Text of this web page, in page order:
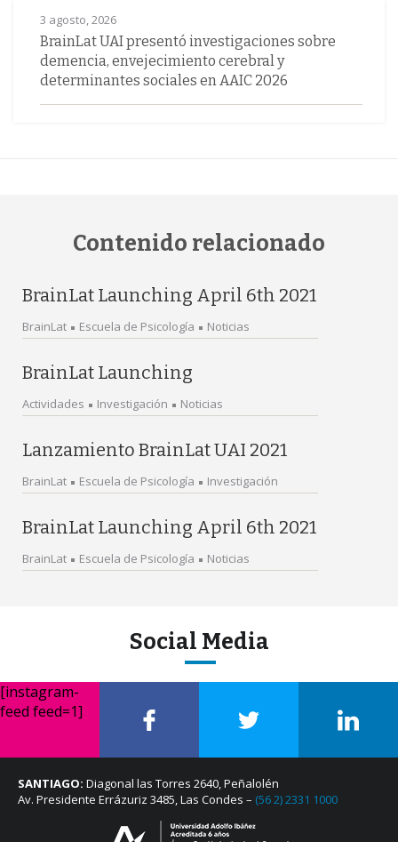
3 agosto, 2026
BrainLat UAI presentó investigaciones sobre
demencia, envejecimiento cerebral y
determinantes sociales en AAIC 2026
Contenido relacionado
BrainLat Launching April 6th 2021
BrainLat Escuela de Psicología Noticias
BrainLat Launching
Actividades Investigación Noticias
Lanzamiento BrainLat UAI 2021
BrainLat Escuela de Psicología Investigación
BrainLat Launching April 6th 2021
BrainLat Escuela de Psicología Noticias
Social Media
[instagram-
feed feed=1]
SANTIAGO: Diagonal las Torres 2640, Peñalolén
Av. Presidente Errázuriz 3485, Las Condes – (56 2) 2331 1000